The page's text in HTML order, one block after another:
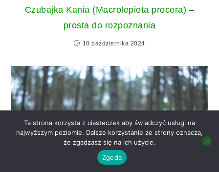
Czubajka Kania (Macrolepiota procera) –
prosta do rozpoznania
10 października 2024
Ta strona korzysta z ciasteczek aby świadczyć usługi na
najwyższym poziomie. Dalsze korzystanie ze strony oznacza,
że zgadzasz się na ich użycie.
Zgoda